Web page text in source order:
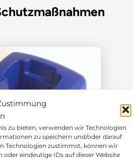
zu bieten, verwenden wir Technologien
zu speichern und/oder darauf
Technologien zustimmst, können wir
oder eindeutige IDs auf dieser Website